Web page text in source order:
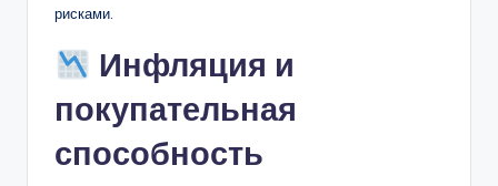
рисками.
Инфляция и
покупательная
способность